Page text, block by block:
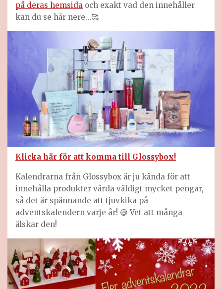
på deras hemsida och exakt vad den innehåller
kan du se här nere…🥰
Klicka här för att komma till Glossybox!
Kalendrarna från Glossybox är ju kända för att
innehålla produkter värda väldigt mycket pengar,
så det är spännande att tjuvkika på
adventskalendern varje år! 😄 Vet att många
älskar den!